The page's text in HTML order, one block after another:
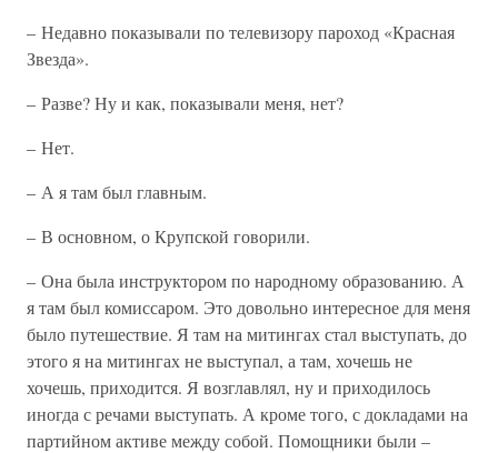
– Недавно показывали по телевизору пароход «Красная
Звезда».
– Разве? Ну и как, показывали меня, нет?
– Нет.
– А я там был главным.
– В основном, о Крупской говорили.
– Она была инструктором по народному образованию. А
я там был комиссаром. Это довольно интересное для меня
было путешествие. Я там на митингах стал выступать, до
этого я на митингах не выступал, а там, хочешь не
хочешь, приходится. Я возглавлял, ну и приходилось
иногда с речами выступать. А кроме того, с докладами на
партийном активе между собой. Помощники были –